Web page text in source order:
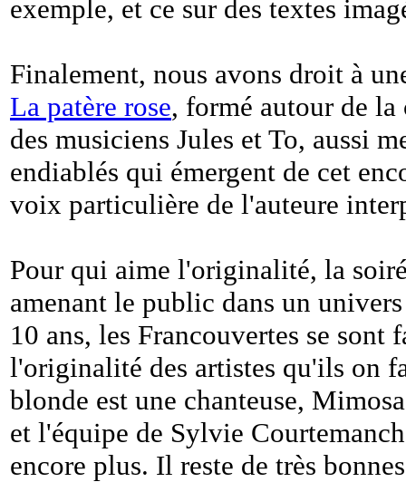
exemple, et ce sur des textes
Finalement, nous avons droit à
La patère rose, formé autour de
des musiciens Jules et To, aussi
endiablés qui émergent de cet
voix particulière de l'auteure
Pour qui aime l'originalité, la
amenant le public dans un
10 ans, les Francouvertes se
l'originalité des artistes qu'ils on
blonde est une chanteuse,
et l'équipe de Sylvie
encore plus. Il reste de très